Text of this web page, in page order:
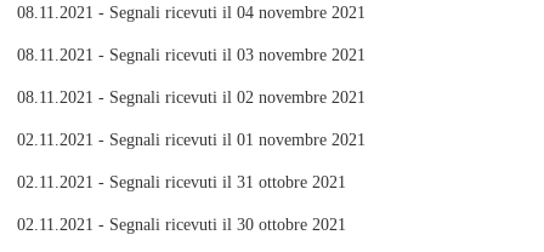
08.11.2021 - Segnali ricevuti il 04 novembre 2021
08.11.2021 - Segnali ricevuti il 03 novembre 2021
08.11.2021 - Segnali ricevuti il 02 novembre 2021
02.11.2021 - Segnali ricevuti il 01 novembre 2021
02.11.2021 - Segnali ricevuti il 31 ottobre 2021
02.11.2021 - Segnali ricevuti il 30 ottobre 2021